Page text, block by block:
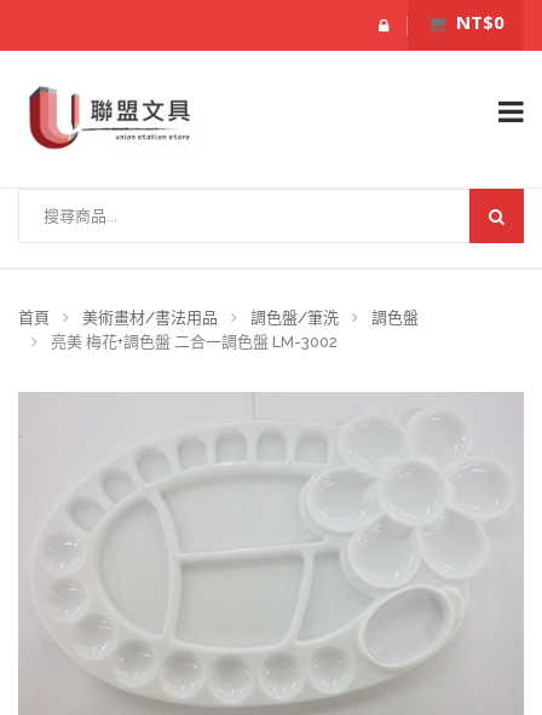
NT$0
首頁 美術畫材/書法用品 調色盤/筆洗
調色盤
亮美 梅花+調色盤 二合一調色盤 LM-3002